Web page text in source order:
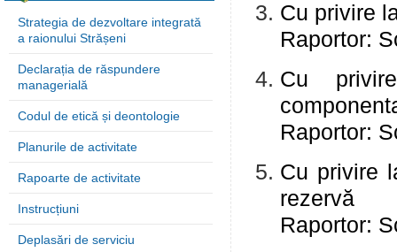
Strategia de dezvoltare integrată
a raionului Strășeni
Declarația de răspundere
managerială
Codul de etică și deontologie
Planurile de activitate
Rapoarte de activitate
Instrucțiuni
Deplasări de serviciu
Cu privire
Raportor:
Cu
Raportor:
Cu privire
rezervă
Raportor: